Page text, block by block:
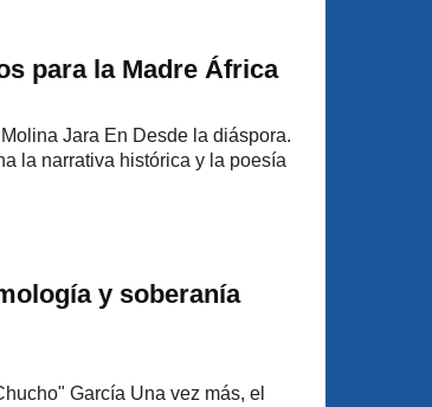
para la Madre África
Jara En Desde la diáspora.
la narrativa histórica y la poesía
y soberanía
García Una vez más, el